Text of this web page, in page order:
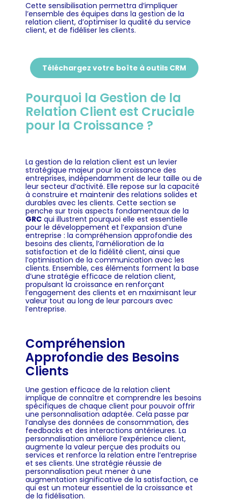
Cette sensibilisation permettra d’impliquer
l’ensemble des équipes dans la gestion de la
relation client, d’optimiser la qualité du service
client, et de fidéliser les clients.
Téléchargez votre boîte à outils CRM
Pourquoi la Gestion de la
Relation Client est Cruciale
pour la Croissance ?
La gestion de la relation client est un levier
stratégique majeur pour la croissance des
entreprises, indépendamment de leur taille ou de
leur secteur d’activité. Elle repose sur la capacité
à construire et maintenir des relations solides et
durables avec les clients. Cette section se
penche sur trois aspects fondamentaux de la
GRC qui illustrent pourquoi elle est essentielle
pour le développement et l’expansion d’une
entreprise : la compréhension approfondie des
besoins des clients, l’amélioration de la
satisfaction et de la fidélité client, ainsi que
l’optimisation de la communication avec les
clients. Ensemble, ces éléments forment la base
d’une stratégie efficace de relation client,
propulsant la croissance en renforçant
l’engagement des clients et en maximisant leur
valeur tout au long de leur parcours avec
l’entreprise.
Compréhension
Approfondie des Besoins
Clients
Une gestion efficace de la relation client
implique de connaître et comprendre les besoins
spécifiques de chaque client pour pouvoir offrir
une personnalisation adaptée. Cela passe par
l’analyse des données de consommation, des
feedbacks et des interactions antérieures. La
personnalisation améliore l’expérience client,
augmente la valeur perçue des produits ou
services et renforce la relation entre l’entreprise
et ses clients. Une stratégie réussie de
personnalisation peut mener à une
augmentation significative de la satisfaction, ce
qui est un moteur essentiel de la croissance et
de la fidélisation.